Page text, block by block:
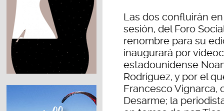
Las dos confluirán
sesión, del Foro
renombre para su
inaugurará por
estadounidense
Rodríguez, y por el
Francesco Vignarca,
Desarme; la